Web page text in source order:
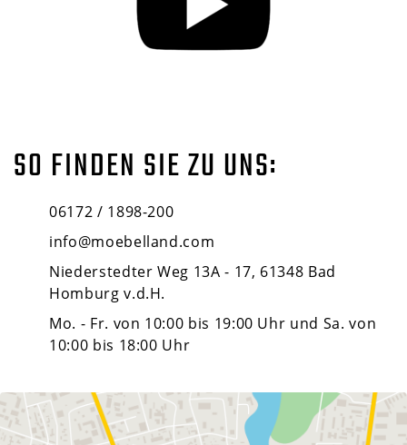
SO FINDEN SIE ZU UNS:
06172 / 1898-200
info@moebelland.com
Niederstedter Weg 13A - 17, 61348 Bad
Homburg v.d.H.
Mo. - Fr. von 10:00 bis 19:00 Uhr und Sa. von
10:00 bis 18:00 Uhr